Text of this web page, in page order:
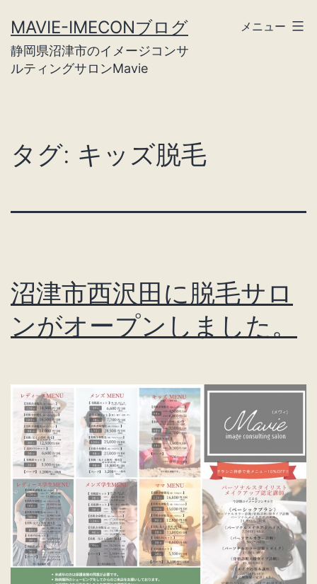
ン
テ
MAVIE-IMECONブログ
静岡県沼津市のイメージコンサ
ルティングサロンMavie
メニュー
タグ: キッズ脱毛
沼津市西沢田に脱毛サロ
ンがオープンしました。